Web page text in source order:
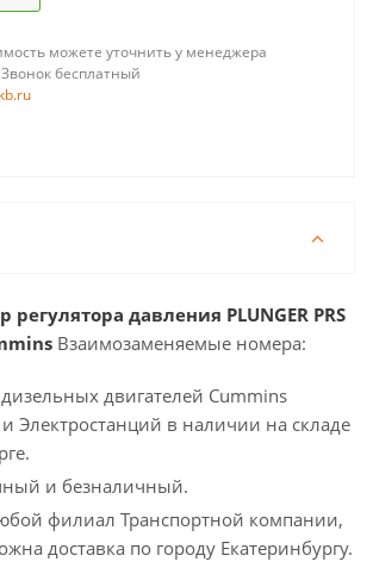
можете уточнить у менеджера
бесплатный
давления PLUNGER PRS
Взаимозаменяемые номера:
двигателей Cummins
Электростанций в наличии на складе
и безналичный.
филиал Транспортной компании,
доставка по городу Екатеринбургу.